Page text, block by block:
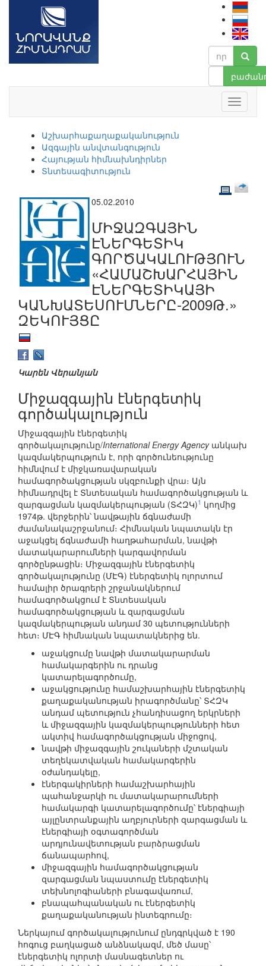
Աշխարհաքաղաքականություն
Ազգային անվտանգություն
Հայության հիմնախնդիրներ
Տնտեսագիտություն
05.02.2010
ՄԻՋԱԶԳԱՅԻՆ
ԷՆԵՐԳԵՏԻԿ
ԳՈՐԾԱԿԱԼՈՒԹՅՈՒՆ
«ՀԱՄԱՇԽԱՐՀԱՅԻՆ
ԷՆԵՐԳԵՏԻԿԱՅԻ
ԿԱՆԽԱՏԵՍՈՒՄՆԵՐԸ-2009Թ.»
ԶԵԿՈՒՅՑԸ
Կարեն Վերանյան
Միջազգային էներգետիկ
գործակալություն
Միջազգային էներգետիկ
գործակալությունը/International Energy Agencyանկախ
կազմակերպություն է, որի գործունեությունը
հիմնվում է միջկառավարական
համագործակցության սկզբունքի վրա։ Այն
հիմնադրվել է Տնտեսական համագործակցության և
զարգացման կազմակերպության (ՏՀԶԿ)1 կողմից
1974թ. վերջերին՝ նավթային ճգնաժամի
ժամանակաշրջանում։ Հիմնական նպատակն էր
աջակցել ճգնաժամի հաղթահարման, նավթի
մատակարարումների կարգավորման
գործընթացին։ Միջազգային էներգետիկ
գործակալությունը (ՄԷԳ) էներգետիկ ոլորտում
համալիր ծրագրերի շրջանակներում
համագործակցում է Տնտեսական
համագործակցության և զարգացման
կազմակերպության անդամ 30 պետությունների
հետ։ ՄԷԳ հիմնական նպատակներից են.
աջակցումը նավթի մատակարարման
համակարգերին ու դրանց
կատարելագործումը,
աջակցությունը համաշխարհային էներգետիկ
քաղաքականության իրագործմանը՝ ՏՀԶԿ
անդամ պետություն չհանդիսացող երկրների
և միջազգային կազմակերպությունների հետ
ակտիվ համագործակցության միջոցով,
նավթի միջազգային շուկաների մշտական
տեղեկատվական համակարգերին
օժանդակելը,
էներգակիրների համաշխարհային
պահանջարկի ու մատակարարումների
համակարգի կատարելագործումը՝ էներգիայի
այլընտրանքային աղբյուրների զարգացման և
էներգիայի օգտագործման
արդյունավետության բարձրացման
ճանապարհով,
միջազգային համագործակցության
զարգացման նպաստումը էներգետիկ
տեխնոլոգիաների բնագավառում,
բնապահպանական ու էներգետիկ
քաղաքականության ինտեգրումը։
Ներկայում գործակալությունում ընդգրկված է 190
հոգուց բաղկացած անձնակազմ, մեծ մասը՝
էներգետիկ ոլորտի մասնագետներ ու